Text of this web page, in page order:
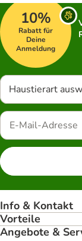
10%
Rabatt für
Deine
Anmeldung
Haustierart
Info & Kontakt
Vorteile
Angebote &